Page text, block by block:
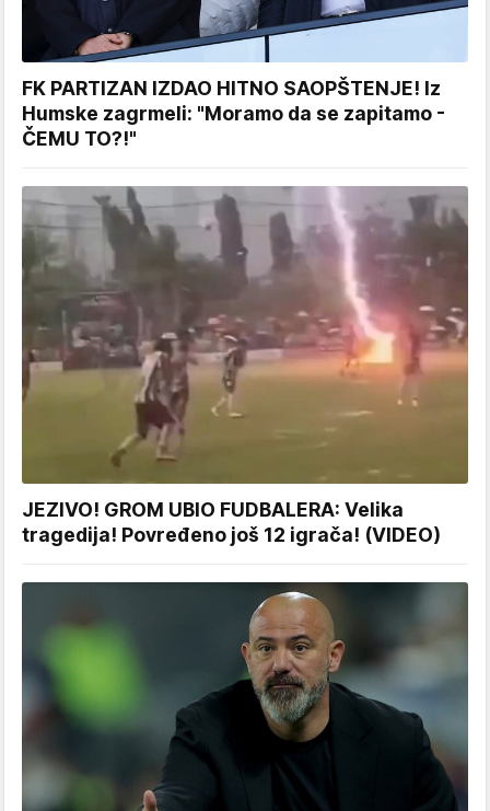
FK PARTIZAN IZDAO HITNO SAOPŠTENJE! Iz
Humske zagrmeli: "Moramo da se zapitamo -
ČEMU TO?!"
JEZIVO! GROM UBIO FUDBALERA: Velika
tragedija! Povređeno još 12 igrača! (VIDEO)